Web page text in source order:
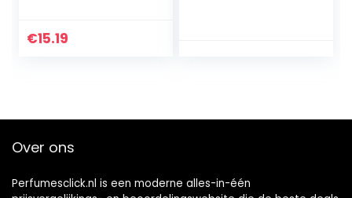
€15.19
Over ons
Perfumesclick.nl is een moderne alles-in-één